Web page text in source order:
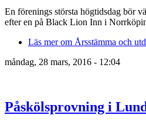
En förenings största högtidsdag bör
efter en på Black Lion Inn i
Läs merom Årsstämma och
måndag, 28 mars, 2016 - 12:04
Påskölsprovning i